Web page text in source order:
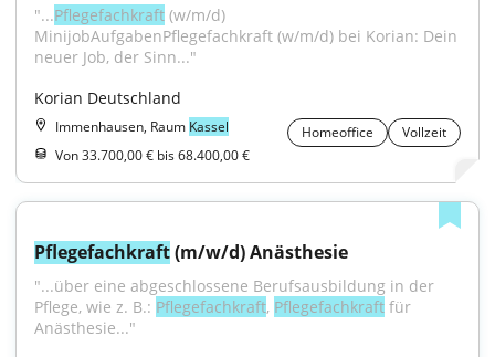
"...Pflegefachkraft (w/m/d)
MinijobAufgabenPflegefachkraft (w/m/d) bei Korian: Dein
neuer Job, der Sinn..."
Korian Deutschland
Immenhausen, Raum Kassel Homeoffice
Vollzeit
Von 33.700,00 € bis 68.400,00 €
Pflegefachkraft (m/w/d) Anästhesie
"...über eine abgeschlossene Berufsausbildung in der
Pflege, wie z. B.: Pflegefachkraft, Pflegefachkraft für
Anästhesie..."